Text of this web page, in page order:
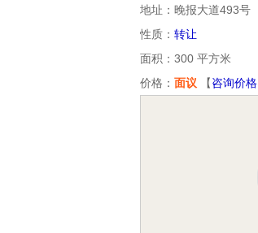
地址：晚报大道493号
性质： 转让
面积：300 平方米
价格： 面议 【咨询价格